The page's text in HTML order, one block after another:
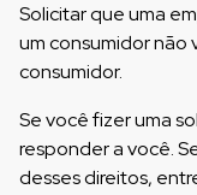
Solicitar que uma
um consumidor não
consumidor.
Se você fizer uma
responder a você.
desses direitos,